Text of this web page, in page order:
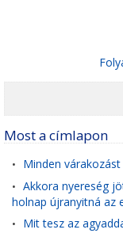
Most a címlapon
• Minden
• Akkora nyereség
holnap újranyitná az
• Mit tesz az